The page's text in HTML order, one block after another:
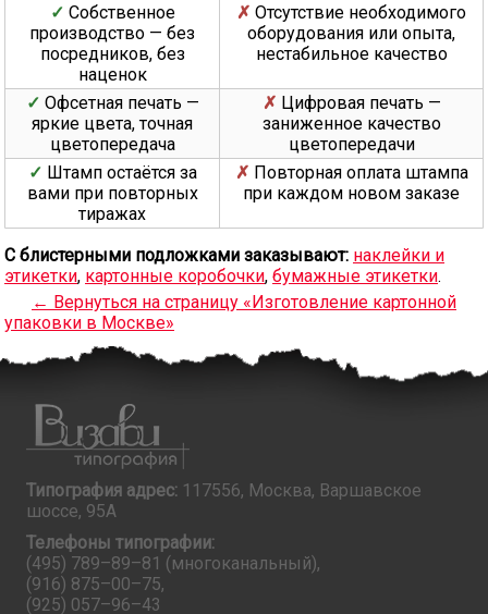
Собственное
производство — без
посредников, без
наценок
Отсутствие необходимого
оборудования или опыта,
нестабильное качество
Офсетная печать —
яркие цвета, точная
цветопередача
Цифровая печать —
заниженное качество
цветопередачи
Штамп остаётся за
вами при повторных
тиражах
Повторная оплата штампа
при каждом новом заказе
С блистерными подложками заказывают: наклейки и
этикетки, картонные коробочки, бумажные этикетки.
← Вернуться на страницу «Изготовление картонной
упаковки в Москве»
Типография адрес: 117556, Москва, Варшавское
шоссе, 95А
Телефоны типографии:
(495) 789–89–81 (многоканальный),
(916) 875–00–75,
(925) 057–96–43